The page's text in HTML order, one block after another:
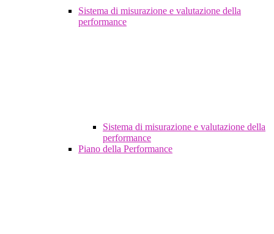
Sistema di misurazione e valutazione della
performance
Sistema di misurazione e valutazione della
performance
Piano della Performance